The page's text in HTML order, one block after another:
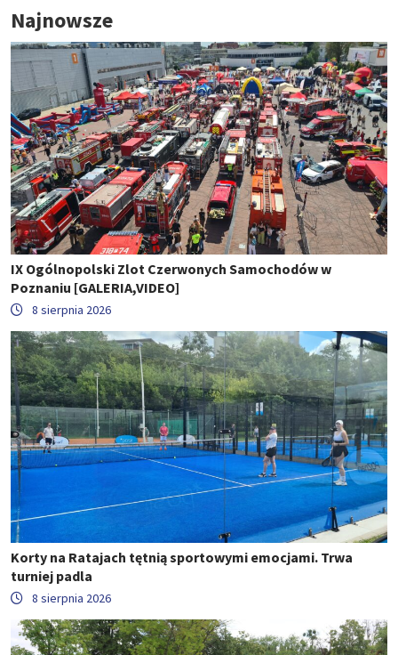
Najnowsze
IX Ogólnopolski Zlot Czerwonych Samochodów w
Poznaniu [GALERIA,VIDEO]
8 sierpnia 2026
Korty na Ratajach tętnią sportowymi emocjami. Trwa
turniej padla
8 sierpnia 2026